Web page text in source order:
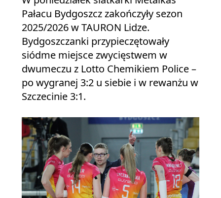
Pałacu Bydgoszcz zakończyły sezon
2025/2026 w TAURON Lidze.
Bydgoszczanki przypieczętowały
siódme miejsce zwycięstwem w
dwumeczu z Lotto Chemikiem Police –
po wygranej 3:2 u siebie i w rewanżu w
Szczecinie 3:1.